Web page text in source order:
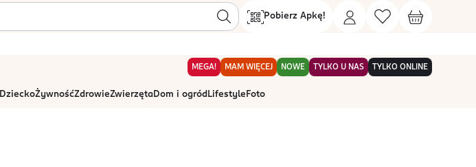
Pobierz Apkę!
MEGA! MAM WIĘCEJ NOWE TYLKO U NAS TYLKO ONLINE
DzieckoŻywnośćZdrowieZwierzętaDom i ogród Lifestyle Foto